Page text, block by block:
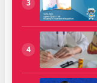
3
4